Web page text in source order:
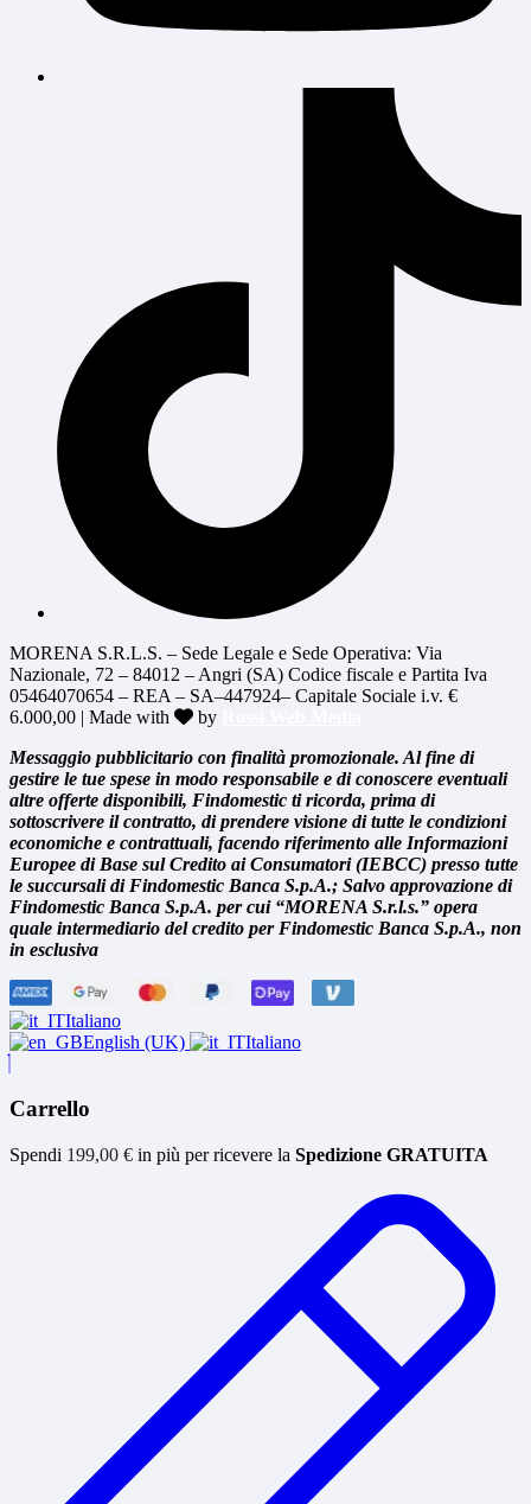
MORENA S.R.L.S. – Sede Legale e Sede Operativa: Via
Nazionale, 72 – 84012 – Angri (SA) Codice fiscale e Partita Iva
05464070654 – REA – SA–447924– Capitale Sociale i.v. €
6.000,00 | Made with
by
Messaggio pubblicitario con finalità promozionale. Al fine di
gestire le tue spese in modo responsabile e di conoscere eventuali
altre offerte disponibili, Findomestic ti ricorda, prima di
sottoscrivere il contratto, di prendere visione di tutte le condizioni
economiche e contrattuali, facendo riferimento alle Informazioni
Europee di Base sul Credito ai Consumatori (IEBCC) presso tutte
le succursali di Findomestic Banca S.p.A.; Salvo approvazione di
Findomestic Banca S.p.A. per cui “MORENA S.r.l.s.” opera
quale intermediario del credito per Findomestic Banca S.p.A., non
in esclusiva
Italiano
English (UK)
Italiano
Carrello
Spendi 199,00 € in più per ricevere la Spedizione GRATUITA